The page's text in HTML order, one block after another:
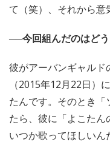
て（笑）、それから意
──今回組んだのはど
彼がアーバンギャル
（2015年12月22日）
たんです。そのとき
たら、彼に「よこたん
いつか歌ってほしいん